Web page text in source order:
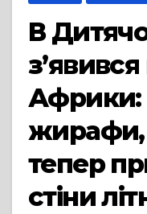
В
Африки:
жирафи,
тепер
стіни